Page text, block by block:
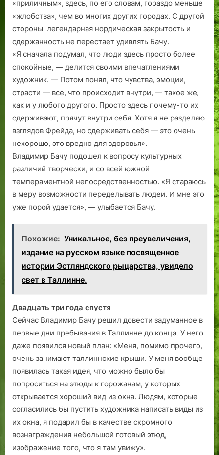
«приличным», здесь, по его словам, гораздо меньше
«жлобства», чем во многих других городах. С другой
стороны, легендарная нордическая закрытость и
сдержанность не перестает удивлять Бачу.
«Я сначала подумал, что люди здесь просто более
спокойные, — делится своими впечатлениями
художник. — Потом понял, что чувства, эмоции,
страсти — все, что происходит внутри, — такое же,
как и у любого другого. Просто здесь почему-то их
сдерживают, прячут внутри себя. Хотя я не разделяю
взглядов Фрейда, но сдерживать себя — это очень
нехорошо, это вредно для здоровья».
Владимир Бачу подошел к вопросу культурных
различий творчески, и со всей южной
темпераментной непосредственностью. «Я стараюсь
в меру возможности переделывать людей. И мне это
уже порой удается», — улыбается Бачу.
Похожие: Уникальное, без преувеличения,
издание на русском языке посвященное
истории Эстляндского рыцарства, увидело
свет в Таллинне.
Двадцать три года спустя
Сейчас Владимир Бачу решил довести задуманное в
первые дни пребывания в Таллинне до конца. У него
даже появился новый план: «Меня, помимо прочего,
очень занимают таллиннские крыши. У меня вообще
появилась такая идея, что можно было бы
попроситься на этюды к горожанам, у которых
открывается хороший вид из окна. Людям, которые
согласились бы пустить художника написать виды из
их окна, я подарил бы в качестве скромного
вознаграждения небольшой готовый этюд,
изображение того, что я там увижу».